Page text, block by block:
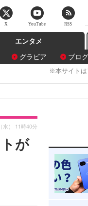
エンタメ
グラビア ブログ
※本サイトは
が
水） 11時40分
X YouTube RSS